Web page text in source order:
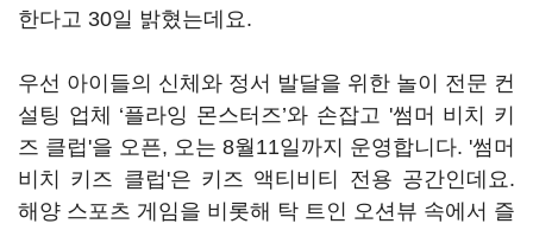
한다고 30일 밝혔는데요.
우선 아이들의 신체와 정서 발달을 위한 놀이 전문 컨
설팅 업체 ‘플라잉 몬스터즈’와 손잡고 '썸머 비치 키
즈 클럽'을 오픈, 오는 8월11일까지 운영합니다. '썸머
비치 키즈 클럽'은 키즈 액티비티 전용 공간인데요.
해양 스포츠 게임을 비롯해 탁 트인 오션뷰 속에서 즐